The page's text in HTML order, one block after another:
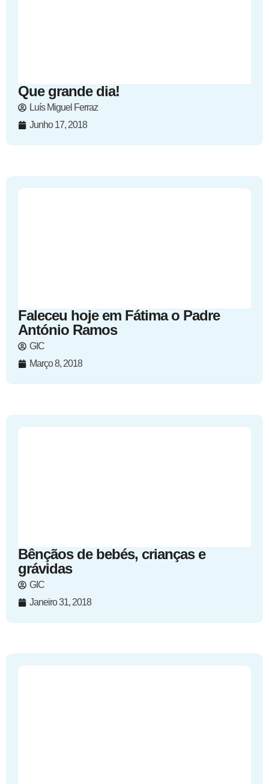
Que grande dia!
Luís Miguel Ferraz
Junho 17, 2018
Faleceu hoje em Fátima o Padre
António Ramos
GIC
Março 8, 2018
Bênçãos de bebés, crianças e
grávidas
GIC
Janeiro 31, 2018